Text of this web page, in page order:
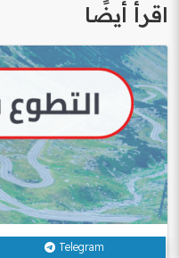
اقرأ أيضًا
التطوع في الخارج
Telegram